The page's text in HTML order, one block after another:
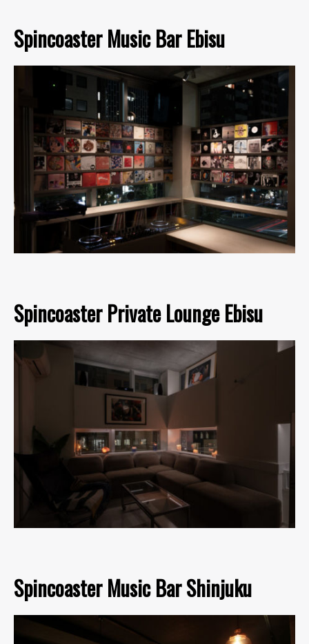
Spincoaster Music Bar Ebisu
Spincoaster Private Lounge Ebisu
Spincoaster Music Bar Shinjuku